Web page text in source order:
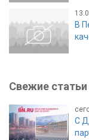
В
Свежие статьи
С